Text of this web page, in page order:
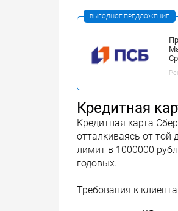
ВЫГОДНОЕ ПРЕДЛОЖЕНИЕ
Кредитная
Кредитная карта
отталкиваясь от той
лимит в 1000000
годовых.
Требования к